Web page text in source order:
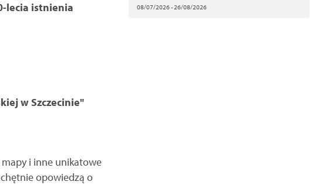
lecia istnienia
w Szczecinie"
mapy i inne unikatowe
opowiedzą o
08/07/2026 - 26/08/2026